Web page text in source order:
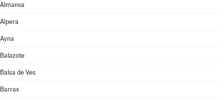
Almansa
Alpera
Ayna
Balazote
Balsa de Ves
Barrax